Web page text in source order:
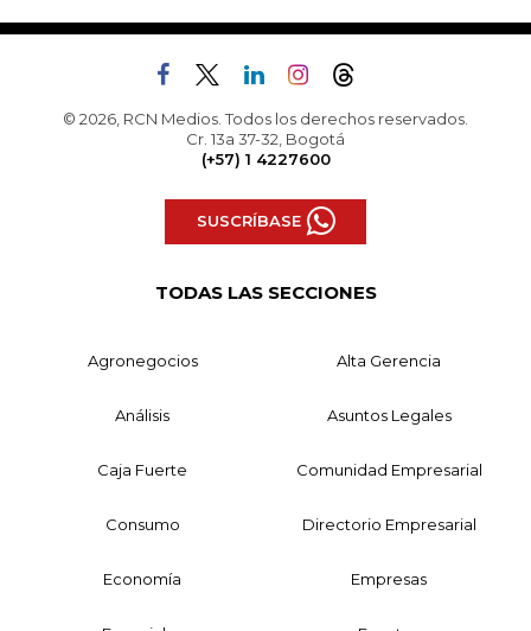
© 2026, RCN Medios. Todos los derechos reservados.
Cr. 13a 37-32, Bogotá
(+57) 1 4227600
SUSCRÍBASE
TODAS LAS SECCIONES
Agronegocios Alta Gerencia
Análisis Asuntos Legales
Caja Fuerte Comunidad Empresarial
Consumo Directorio Empresarial
Economía Empresas